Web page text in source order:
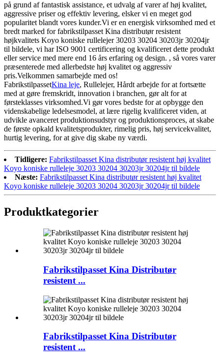
på grund af fantastisk assistance, et udvalg af varer af høj kvalitet,
aggressive priser og effektiv levering, elsker vi en meget god
popularitet blandt vores kunder.Vi er en energisk virksomhed med et
bredt marked for fabrikstilpasset Kina distributør resistent
højkvalitets Koyo koniske rullelejer 30203 30204 30203jr 30204jr
til bildele, vi har ISO 9001 certificering og kvalificeret dette produkt
eller service med mere end 16 års erfaring og design. , så vores varer
præsenterede med allerbedste høj kvalitet og aggressiv
pris.Velkommen samarbejde med os!
FabrikstilpassetKina leje, Rullelejer, Hårdt arbejde for at fortsætte
med at gøre fremskridt, innovation i branchen, gør alt for at
førsteklasses virksomhed.Vi gør vores bedste for at opbygge den
videnskabelige ledelsesmodel, at lære rigelig kvalificeret viden, at
udvikle avanceret produktionsudstyr og produktionsproces, at skabe
de første opkald kvalitetsprodukter, rimelig pris, høj servicekvalitet,
hurtig levering, for at give dig skabe ny værdi.
Tidligere: Fabrikstilpasset Kina distributør resistent høj kvalitet
Koyo koniske rulleleje 30203 30204 30203jr 30204jr til bildele
Næste: Fabrikstilpasset Kina distributør resistent høj kvalitet
Koyo koniske rulleleje 30203 30204 30203jr 30204jr til bildele
Produktkategorier
Fabrikstilpasset Kina Distributør
resistent ...
Fabrikstilpasset Kina Distributør
resistent ...